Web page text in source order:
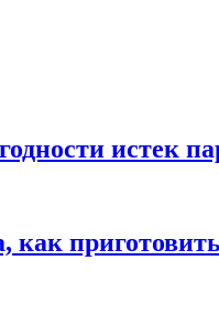
истек
как